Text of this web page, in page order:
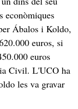
econòmiques
Ábalos i Koldo,
euros, si
euros
Civil. L'UCO ha
les va gravar